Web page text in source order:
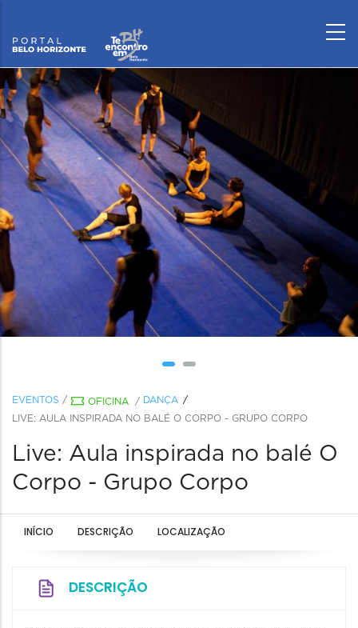
EVENTOS / OFICINA / DANÇA
LIVE: AULA INSPIRADA NO BALÉ O CORPO - GRUPO CORPO
Live: Aula inspirada no balé O
Corpo - Grupo Corpo
INÍCIO DESCRIÇÃO LOCALIZAÇÃO
DESCRIÇÃO